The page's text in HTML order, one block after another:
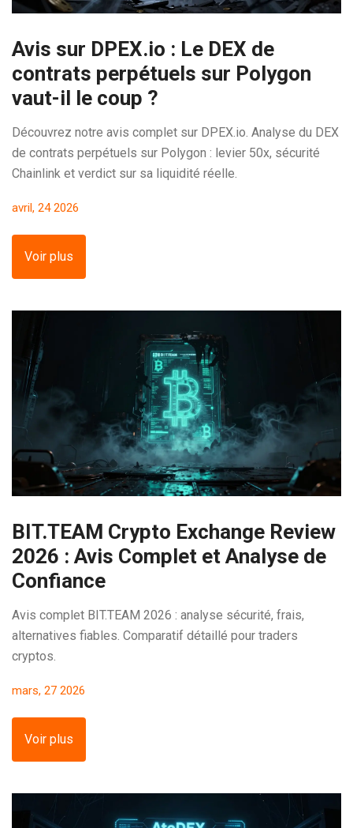
Avis sur DPEX.io : Le DEX de
contrats perpétuels sur Polygon
vaut-il le coup ?
Découvrez notre avis complet sur DPEX.io. Analyse du DEX
de contrats perpétuels sur Polygon : levier 50x, sécurité
Chainlink et verdict sur sa liquidité réelle.
avril, 24 2026
Voir plus
BIT.TEAM Crypto Exchange Review
2026 : Avis Complet et Analyse de
Confiance
Avis complet BIT.TEAM 2026 : analyse sécurité, frais,
alternatives fiables. Comparatif détaillé pour traders
cryptos.
mars, 27 2026
Voir plus